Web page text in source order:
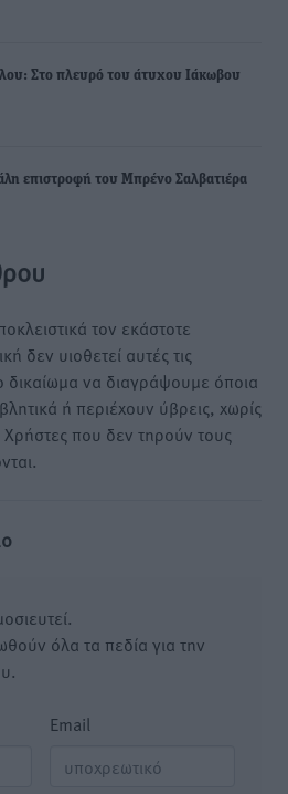
Στο πλευρό του άτυχου Ιάκωβου
επιστροφή του Μπρένο Σαλβατιέρα
τον εκάστοτε
δεν υιοθετεί αυτές τις
δικαίωμα να διαγράψουμε όποια
ή περιέχουν ύβρεις, χωρίς
που δεν τηρούν τους
όλα τα πεδία για την
Email